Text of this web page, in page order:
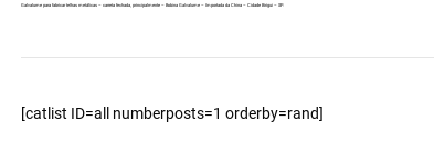
Galvalume para fabricar telhas metálicas – carreta fechada, principalmente – Bobina Galvalume – Importada da China – Cidade Birigui – SP.
[catlist ID=all numberposts=1 orderby=rand]